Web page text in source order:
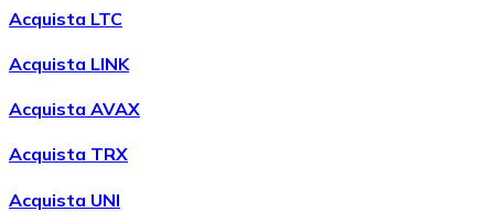
Acquista LTC
Acquista LINK
Acquista AVAX
Acquista TRX
Acquista UNI